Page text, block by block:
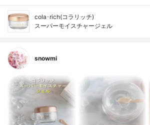
cola･rich(コラリッチ)
スーパーモイスチャージェル
snowmi